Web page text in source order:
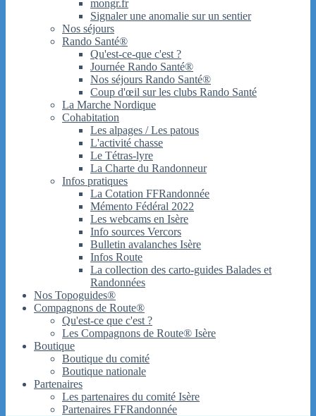
mongr.fr
Signaler une anomalie sur un sentier
Nos séjours
Rando Santé®
Qu'est-ce-que c'est ?
Journée Rando Santé®
Nos séjours Rando Santé®
Coup d'œil sur les clubs Rando Santé
La Marche Nordique
Cohabitation
Les alpages / Les patous
L'activité chasse
Le Tétras-lyre
La Charte du Randonneur
Infos pratiques
La Cotation FFRandonnée
Mémento Fédéral 2022
Les webcams en Isère
Info sources Vercors
Bulletin avalanches Isère
Infos Route
La collection des carto-guides Balades et
Randonnées
Nos Topoguides®
Compagnons de Route®
Qu'est-ce que c'est ?
Les Compagnons de Route® Isère
Boutique
Boutique du comité
Boutique nationale
Partenaires
Les partenaires du comité Isère
Partenaires FFRandonnée